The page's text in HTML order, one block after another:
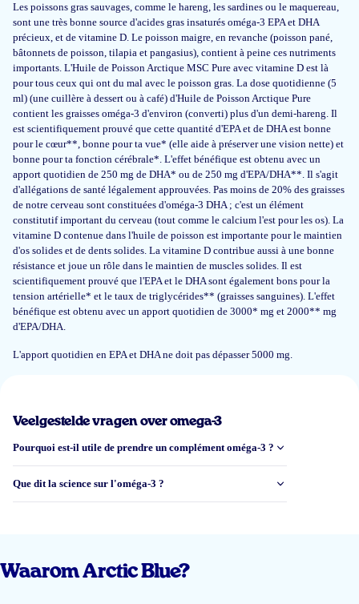
31 juil 2026
Cindy
27 juil 2026
Overall, a very good product. I bought it for my daughter, and the taste
bothers her a bit, but she drinks cod liver oil every day.
Marcin Gallas
23 juil 2026
Goed product. Geen nare smaak. Makkelijk in te nemen.
Marjan
Geertje
Les poissons gras sauvages, comme le hareng, les sardines ou le maquereau,
sont une très bonne source d'acides gras insaturés oméga-3 EPA et DHA
précieux, et de vitamine D. Le poisson maigre, en revanche (poisson pané,
bâtonnets de poisson, tilapia et pangasius), contient à peine ces nutriments
importants. L'Huile de Poisson Arctique MSC Pure avec vitamine D est là
pour tous ceux qui ont du mal avec le poisson gras. La dose quotidienne (5
ml) (une cuillère à dessert ou à café) d'Huile de Poisson Arctique Pure
contient les graisses oméga-3 d'environ (converti) plus d'un demi-hareng. Il
est scientifiquement prouvé que cette quantité d'EPA et de DHA est bonne
pour le cœur**, bonne pour ta vue* (elle aide à préserver une vision nette) et
bonne pour ta fonction cérébrale*. L'effet bénéfique est obtenu avec un
apport quotidien de 250 mg de DHA* ou de 250 mg d'EPA/DHA**. Il s'agit
d'allégations de santé légalement approuvées. Pas moins de 20% des graisses
de notre cerveau sont constituées d'oméga-3 DHA ; c'est un élément
constitutif important du cerveau (tout comme le calcium l'est pour les os). La
vitamine D contenue dans l'huile de poisson est importante pour le maintien
d'os solides et de dents solides. La vitamine D contribue aussi à une bonne
résistance et joue un rôle dans le maintien de muscles solides. Il est
scientifiquement prouvé que l'EPA et le DHA sont également bons pour la
tension artérielle* et le taux de triglycérides** (graisses sanguines). L'effet
bénéfique est obtenu avec un apport quotidien de 3000* mg et 2000** mg
d'EPA/DHA.
L'apport quotidien en EPA et DHA ne doit pas dépasser 5000 mg.
Veelgestelde vragen over omega-3
Pourquoi est-il utile de prendre un complément oméga-3 ?
Que dit la science sur l'oméga-3 ?
Waarom Arctic Blue?